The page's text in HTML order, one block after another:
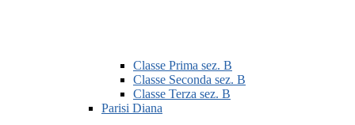
Classe Prima sez. B
Classe Seconda sez. B
Classe Terza sez. B
Parisi Diana